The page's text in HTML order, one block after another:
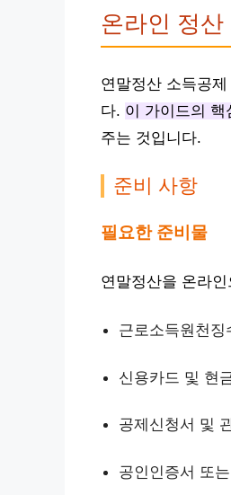
온라인 정산
연말정산 소득공
다. 이 가이드의 핵
주는 것입니다.
준비 사항
필요한 준비물
연말정산을 온라
근로소득원천징
신용카드 및 현
공제신청서 및
공인인증서 또